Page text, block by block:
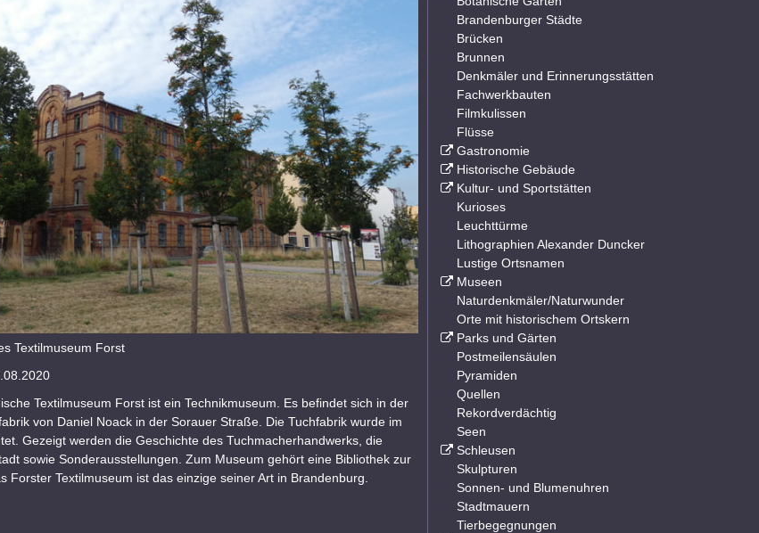
Textilmuseum Forst
Textilmuseum Forst ist ein Technikmuseum. Es befindet sich in der
von Daniel Noack in der Sorauer Straße. Die Tuchfabrik wurde im
Gezeigt werden die Geschichte des Tuchmacherhandwerks, die
sowie Sonderausstellungen. Zum Museum gehört eine Bibliothek zur
Forster Textilmuseum ist das einzige seiner Art in Brandenburg.
Brandenburger Städte
Brücken
Brunnen
Denkmäler und Erinnerungsstätten
Fachwerkbauten
Filmkulissen
Flüsse
Gastronomie
Historische Gebäude
Kultur- und Sportstätten
Kurioses
Leuchttürme
Lithographien Alexander Duncker
Lustige Ortsnamen
Museen
Naturdenkmäler/Naturwunder
Orte mit historischem Ortskern
Parks und Gärten
Postmeilensäulen
Pyramiden
Quellen
Rekordverdächtig
Seen
Schleusen
Skulpturen
Sonnen- und Blumenuhren
Stadtmauern
Tierbegegnungen